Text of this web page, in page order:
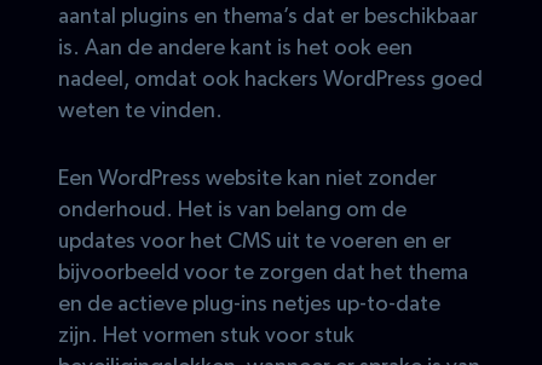
aantal plugins en thema’s dat er beschikbaar
is. Aan de andere kant is het ook een
nadeel, omdat ook hackers WordPress goed
weten te vinden.
Een WordPress website kan niet zonder
onderhoud. Het is van belang om de
updates voor het CMS uit te voeren en er
bijvoorbeeld voor te zorgen dat het thema
en de actieve plug-ins netjes up-to-date
zijn. Het vormen stuk voor stuk